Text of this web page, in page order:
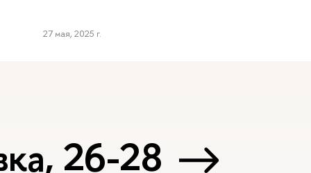
27 мая, 2025 г.
26-28